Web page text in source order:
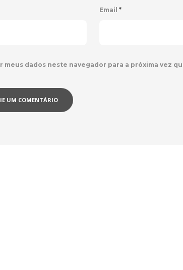
Email *
meus dados neste navegador para a próxima vez